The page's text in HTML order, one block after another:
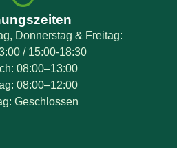
Donnerstag & Freitag:
/ 15:00-18:30
08:00–13:00
08:00–12:00
Geschlossen